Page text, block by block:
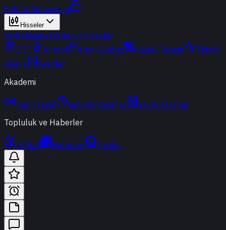
Sektör Rotasyonu
Hisseler
Yerli HisselerYabancı Hisseler
ETF
Kripto Altın & Döviz Vadeli Piyasa
Teknik
Analiz
Araçlar
Akademi
Canlı Yayın Geçmiş Yayınlar
Yayın Takvimi
Topluluk ve Haberler
t-Chat Haberler Yazılar